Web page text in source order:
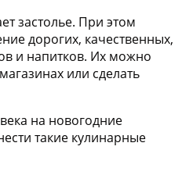
застолье. При этом
дорогих, качественных,
и напитков. Их можно
или сделать
на новогодние
такие кулинарные